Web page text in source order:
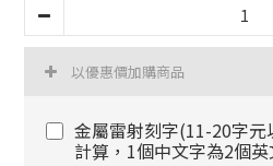
以優惠價加購商品
金屬雷射刻字(11-20字
計算，1個中文字為2個